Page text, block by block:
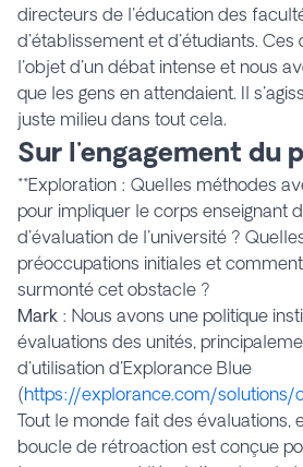
directeurs de l'éducation des
d'établissement et d'étudiants. Ces
l'objet d'un débat intense et nous
que les gens en attendaient. Il
juste milieu dans tout cela.
Sur l'engagement du
**Exploration : Quelles méthodes
pour impliquer le corps enseignant
d'évaluation de l'université ?
préoccupations initiales et
surmonté cet obstacle ?
Mark : Nous avons une politique
évaluations des unités,
d'utilisation d'Explorance Blue
(https://explorance.com/solutions/
Tout le monde fait des évaluations,
boucle de rétroaction est conçue